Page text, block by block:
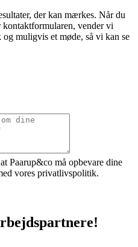
der kan mærkes. Når du
vender vi
muligvis et møde, så vi kan se
Paarup&co må opbevare dine
vores privatlivspolitik.